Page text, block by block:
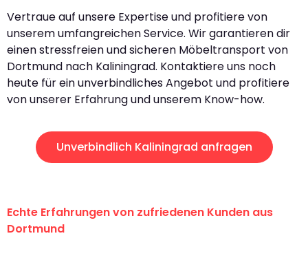
Vertraue auf unsere Expertise und profitiere von
unserem umfangreichen Service. Wir garantieren dir
einen stressfreien und sicheren Möbeltransport von
Dortmund nach Kaliningrad. Kontaktiere uns noch
heute für ein unverbindliches Angebot und profitiere
von unserer Erfahrung und unserem Know-how.
Unverbindlich Kaliningrad anfragen
Echte Erfahrungen von zufriedenen Kunden aus
Dortmund